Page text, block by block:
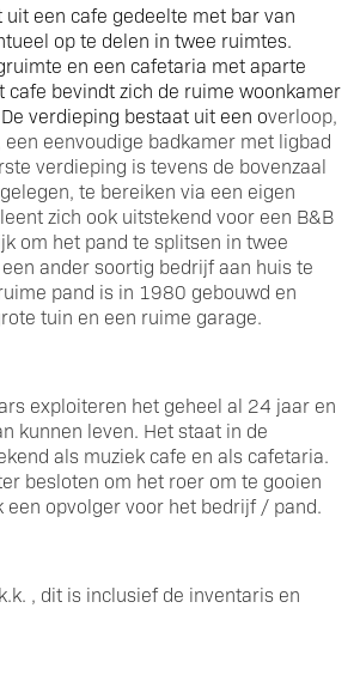
een cafe gedeelte met bar van
op te delen in twee ruimtes.
en een cafetaria met aparte
cafe bevindt zich de ruime woonkamer
verdieping bestaat uit een overloop,
eenvoudige badkamer met ligbad
verdieping is tevens de bovenzaal
te bereiken via een eigen
zich ook uitstekend voor een B&B
om het pand te splitsen in twee
ander soortig bedrijf aan huis te
pand is in 1980 gebouwd en
tuin en een ruime garage.
exploiteren het geheel al 24 jaar en
kunnen leven. Het staat in de
als muziek cafe en als cafetaria.
besloten om het roer om te gooien
een opvolger voor het bedrijf / pand.
, dit is inclusief de inventaris en